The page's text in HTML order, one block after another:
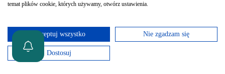
temat plików cookie, których używamy, otwórz ustawienia.
Akceptuj wszystko Nie zgadzam się
Dostosuj